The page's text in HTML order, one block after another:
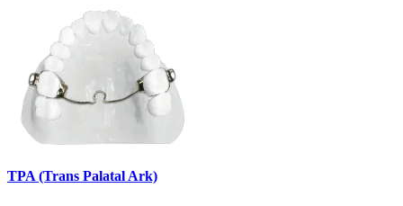
TPA (Trans Palatal Ark)